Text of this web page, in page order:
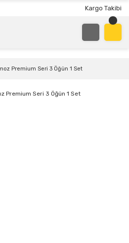
Kargo Takibi
Premium Seri 3 Öğün 1 Set